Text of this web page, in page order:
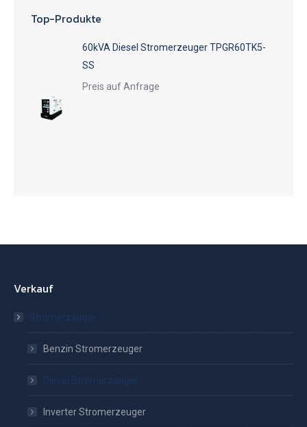
Top-Produkte
60kVA Diesel Stromerzeuger TPGR60TK5-
SS
Preis auf Anfrage
Verkauf
Stromerzeuger
Benzin Stromerzeuger
Diesel Stromerzeuger
Inverter Stromerzeuger